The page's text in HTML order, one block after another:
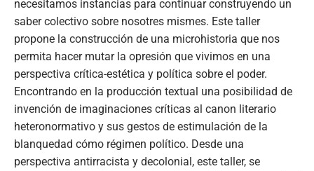
necesitamos instancias para continuar construyendo un
saber colectivo sobre nosotres mismes. Este taller
propone la construcción de una microhistoria que nos
permita hacer mutar la opresión que vivimos en una
perspectiva crítica-estética y política sobre el poder.
Encontrando en la producción textual una posibilidad de
invención de imaginaciones críticas al canon literario
heteronormativo y sus gestos de estimulación de la
blanquedad cómo régimen político. Desde una
perspectiva antirracista y decolonial, este taller, se